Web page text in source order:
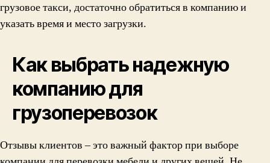
грузовое такси, достаточно обратиться в компанию и
указать время и место загрузки.
Как выбрать надежную
компанию для
грузоперевозок
Отзывы клиентов – это важный фактор при выборе